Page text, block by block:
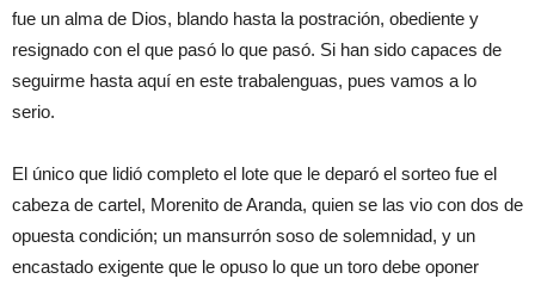
fue un alma de Dios, blando hasta la postración, obediente y
resignado con el que pasó lo que pasó. Si han sido capaces de
seguirme hasta aquí en este trabalenguas, pues vamos a lo
serio.
El único que lidió completo el lote que le deparó el sorteo fue el
cabeza de cartel, Morenito de Aranda, quien se las vio con dos de
opuesta condición; un mansurrón soso de solemnidad, y un
encastado exigente que le opuso lo que un toro debe oponer